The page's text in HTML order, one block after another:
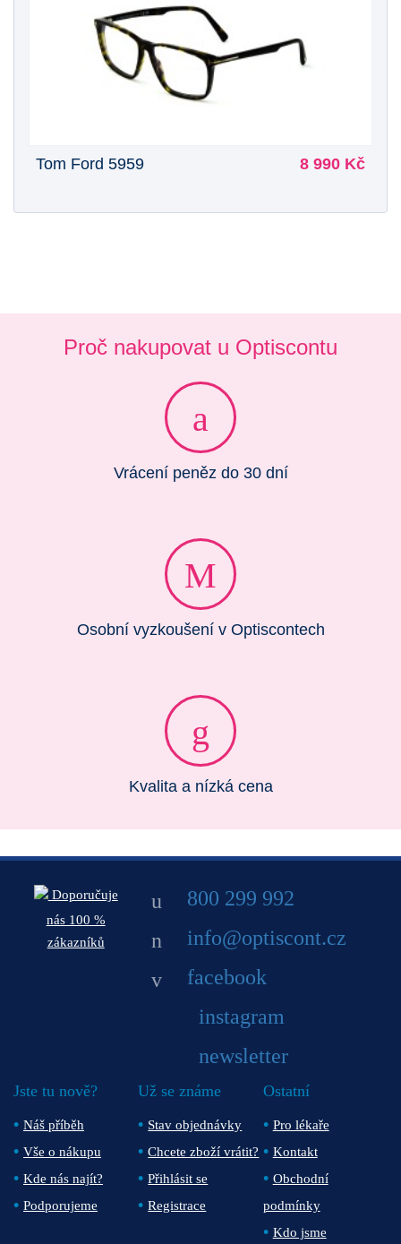
Tom Ford 5959 8 990 Kč
Proč nakupovat u Optiscontu
Vrácení peněz do 30 dní
Osobní vyzkoušení v Optiscontech
Kvalita a nízká cena
Doporučuje
nás 100 %
zákazníků
800 299 992
info@optiscont.cz
facebook
instagram
newsletter
Jste tu nově?
Náš příběh
Vše o nákupu
Kde nás najít?
Podporujeme
Už se známe
Stav objednávky
Chcete zboží vrátit?
Přihlásit se
Registrace
Ostatní
Pro lékaře
Kontakt
Obchodní
podmínky
Kdo jsme